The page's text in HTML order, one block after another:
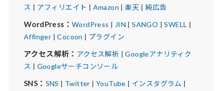
ス | アフィリエイト | Amazon |楽天 |純広告
WordPress： WordPress | JIN |SANGO |SWELL |
Affinger |Cocoon | プラグイン
アクセス解析： アクセス解析 |Googleアナリティク
ス | Googleサーチコンソール
SNS： SNS | Twitter | YouTube | インスタグラム |